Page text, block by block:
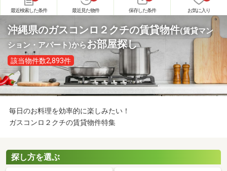
最近検索した条件 最近見た物件 保存した条件 お気に入り
沖縄県のガスコンロ２クチの賃貸物件(賃貸マン
ション・アパート)からお部屋探し
該当物件数2,893件
毎日のお料理を効率的に楽しみたい！
ガスコンロ２クチの賃貸物件特集
探し方を選ぶ